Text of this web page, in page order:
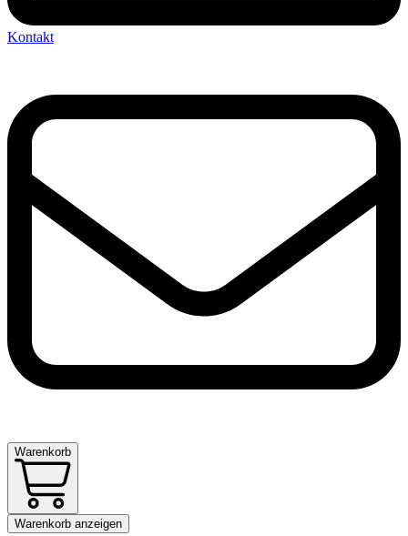
Kontakt
Warenkorb
Warenkorb anzeigen